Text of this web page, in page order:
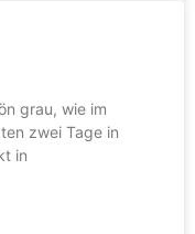
grau, wie im
zwei Tage in
in